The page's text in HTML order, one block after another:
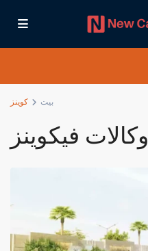
بيت كوينز
وكالات فيكوينز